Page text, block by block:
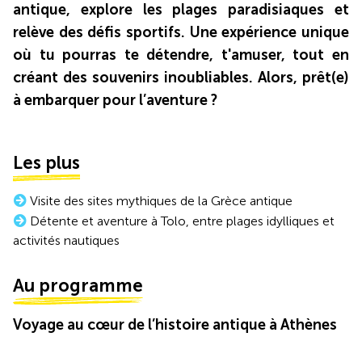
antique, explore les plages paradisiaques et
relève des défis sportifs. Une expérience unique
où tu pourras te détendre, t'amuser, tout en
créant des souvenirs inoubliables. Alors, prêt(e)
à embarquer pour l’aventure ?
Les plus
Visite des sites mythiques de la Grèce antique
Détente et aventure à Tolo, entre plages idylliques et
activités nautiques
Au programme
Voyage au cœur de l’histoire antique à Athènes